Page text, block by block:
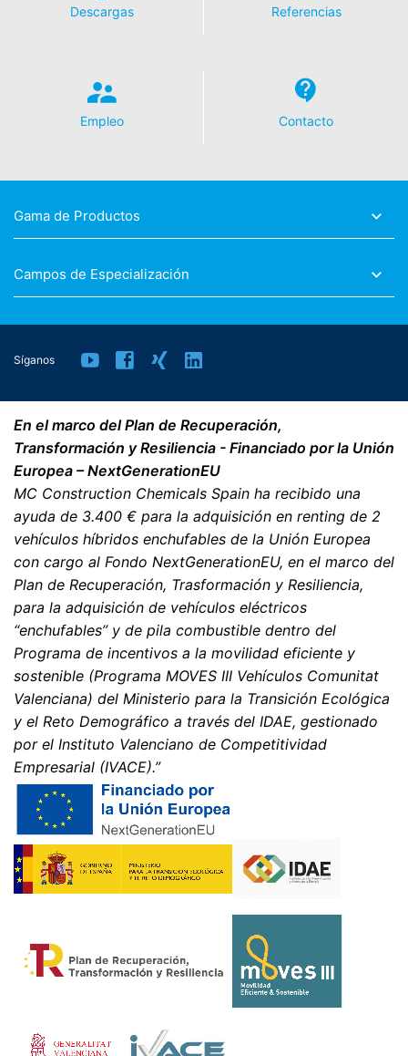
Descargas Referencias
Empleo Contacto
Gama de Productos
Campos de Especialización
Síganos
En el marco del Plan de Recuperación,
Transformación y Resiliencia - Financiado por la Unión
Europea – NextGenerationEU
MC Construction Chemicals Spain ha recibido una
ayuda de 3.400 € para la adquisición en renting de 2
vehículos híbridos enchufables de la Unión Europea
con cargo al Fondo NextGenerationEU, en el marco del
Plan de Recuperación, Trasformación y Resiliencia,
para la adquisición de vehículos eléctricos
“enchufables” y de pila combustible dentro del
Programa de incentivos a la movilidad eficiente y
sostenible (Programa MOVES III Vehículos Comunitat
Valenciana) del Ministerio para la Transición Ecológica
y el Reto Demográfico a través del IDAE, gestionado
por el Instituto Valenciano de Competitividad
Empresarial (IVACE).”